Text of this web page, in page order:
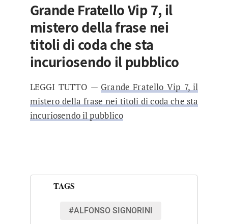
Grande Fratello Vip 7, il
mistero della frase nei
titoli di coda che sta
incuriosendo il pubblico
LEGGI TUTTO — Grande Fratello Vip 7, il
mistero della frase nei titoli di coda che sta
incuriosendo il pubblico
TAGS
#ALFONSO SIGNORINI